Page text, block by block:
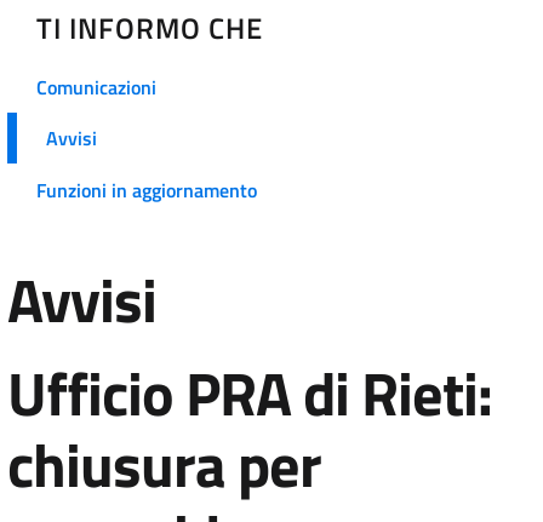
TI INFORMO CHE
Comunicazioni
Avvisi
Funzioni in aggiornamento
Avvisi
Ufficio PRA di Rieti:
chiusura per